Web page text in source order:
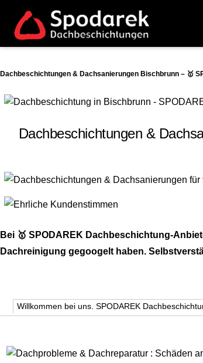
Dachbeschichtungen & Dachsanierungen Bischbrunn – 🥇
Dachbeschichtungen &
Bei 🥇 SPODAREK Dachbeschichtung-
Dachreinigung gegoogelt haben.
Willkommen bei uns. SPODAREK